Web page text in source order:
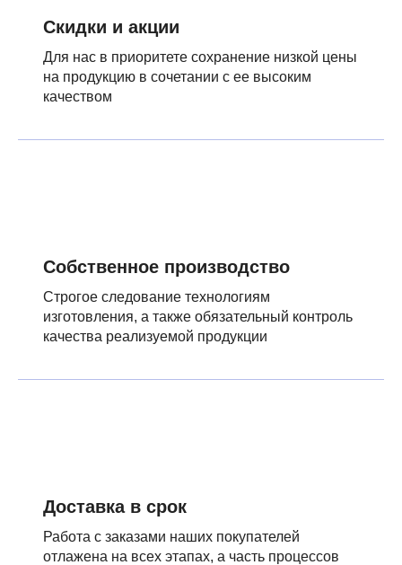
Скидки и акции
Для нас в приоритете сохранение низкой цены
на продукцию в сочетании с ее высоким
качеством
Собственное производство
Строгое следование технологиям
изготовления, а также обязательный контроль
качества реализуемой продукции
Доставка в срок
Работа с заказами наших покупателей
отлажена на всех этапах, а часть процессов